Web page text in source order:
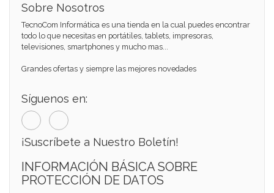
Sobre Nosotros
TecnoCom Informática es una tienda en la cual puedes encontrar
todo lo que necesitas en portátiles, tablets, impresoras,
televisiones, smartphones y mucho mas...
Grandes ofertas y siempre las mejores novedades
Síguenos en:
¡Suscríbete a Nuestro Boletín!
INFORMACIÓN BÁSICA SOBRE
PROTECCIÓN DE DATOS